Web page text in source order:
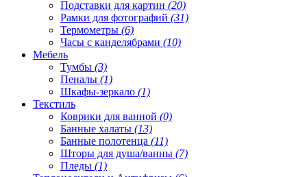
Подставки для картин (20)
Рамки для фотографий (31)
Термометры (6)
Часы с канделябрами (10)
Мебель
Тумбы (3)
Пеналы (1)
Шкафы-зеркало (1)
Текстиль
Коврики для ванной (0)
Банные халаты (13)
Банные полотенца (11)
Шторы для душа/ванны (7)
Пледы (1)